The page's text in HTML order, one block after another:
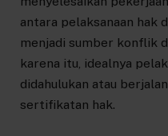
antara pelaksanaan hak
menjadi sumber konflik
karena itu, idealnya
didahulukan atau
sertifikatan hak.